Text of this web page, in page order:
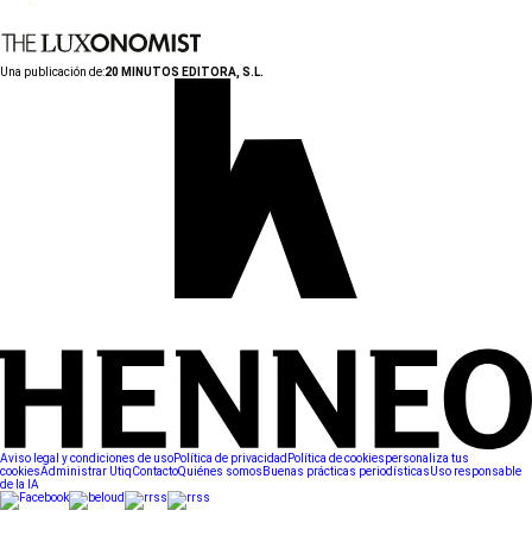
Una publicación de:20 MINUTOS EDITORA, S.L.
Aviso legal y condiciones de usoPolítica de privacidad Política de cookiespersonaliza tus
cookiesAdministrar UtiqContactoQuiénes somos Buenas prácticas periodísticasUso responsable
de la IA